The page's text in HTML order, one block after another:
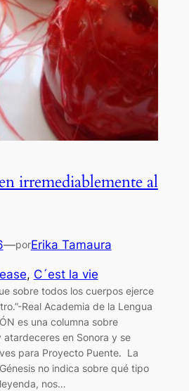
irremediablemente al
—porErika Tamaura
, C´est la vie
sobre todos los cuerpos ejerce
Real Academia de la Lengua
es una columna sobre
en Sonora y se
para Proyecto Puente. La
no indica sobre qué tipo
nos…